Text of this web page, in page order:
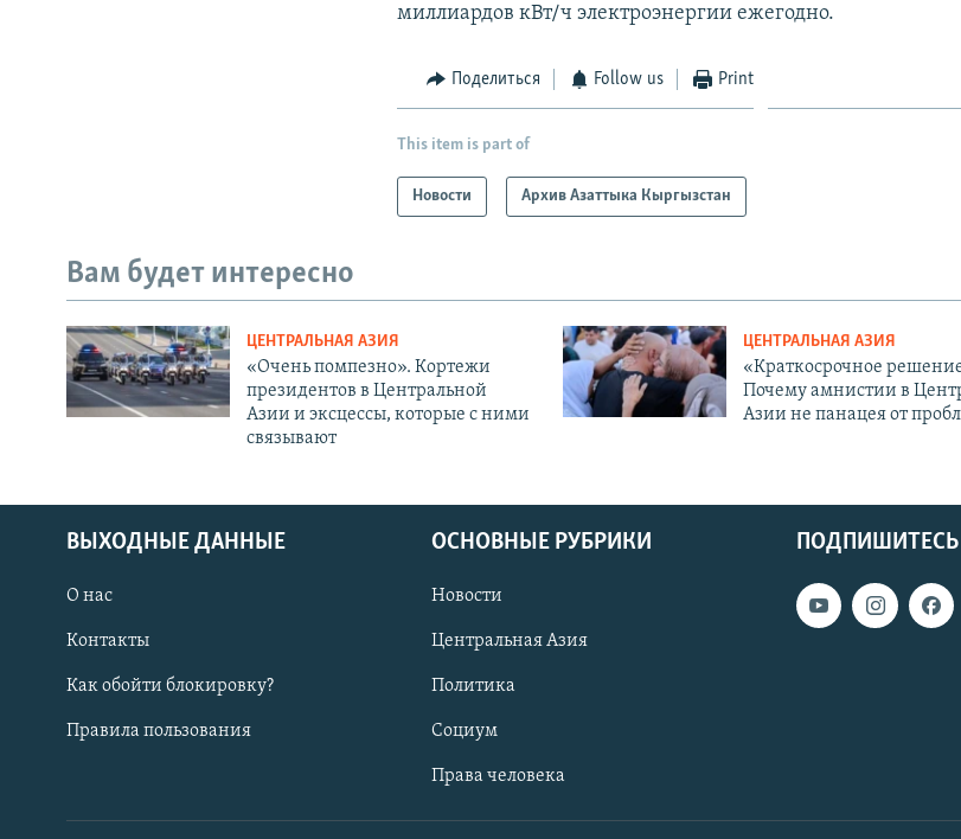
миллиардов кВт/ч электроэнергии ежегодно.
Поделиться Follow us Print
This item is part of
Новости Архив Азаттыка Кыргызстан
Вам будет интересно
ЦЕНТРАЛЬНАЯ АЗИЯ
«Очень помпезно». Кортежи
президентов в Центральной
Азии и эксцессы, которые с ними
связывают
ЦЕНТРАЛЬНАЯ АЗИЯ
«Краткосрочное
Почему амнистии в
Азии не панацея от
ПОДПИШИТЕСЬ
ВЫХОДНЫЕ ДАННЫЕ
О нас
Контакты
Как обойти блокировку?
Правила пользования
ОСНОВНЫЕ РУБРИКИ
Новости
Центральная Азия
Политика
Социум
Права человека